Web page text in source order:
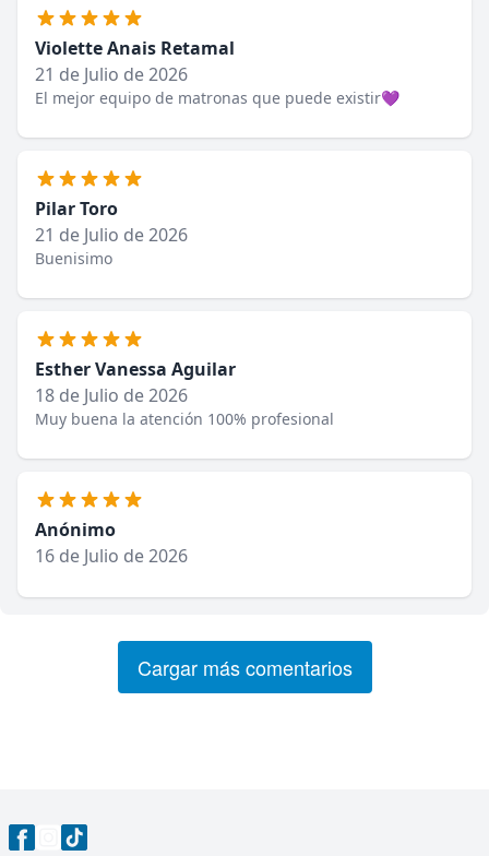
Violette Anais Retamal
21 de Julio de 2026
El mejor equipo de matronas que puede existir💜
Pilar Toro
21 de Julio de 2026
Buenisimo
Esther Vanessa Aguilar
18 de Julio de 2026
Muy buena la atención 100% profesional
Anónimo
16 de Julio de 2026
Cargar más comentarios